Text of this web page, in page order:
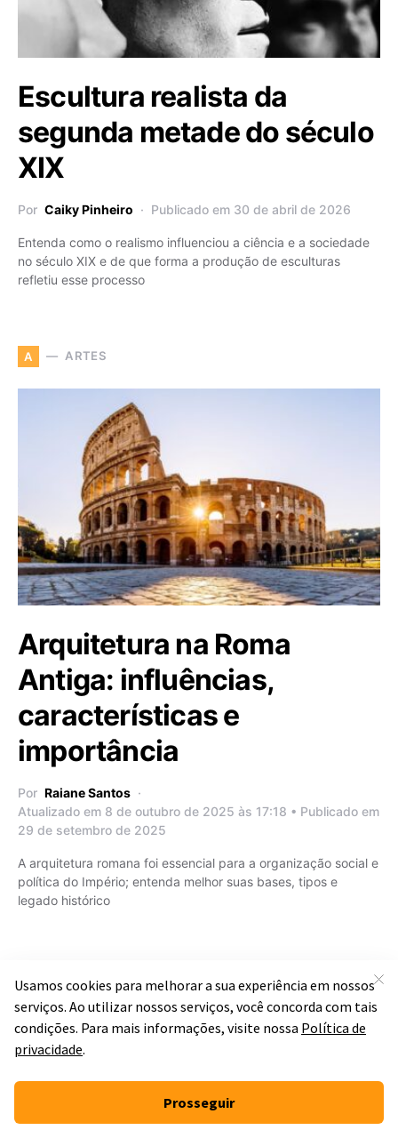
Escultura realista da
segunda metade do século
XIX
Por Caiky Pinheiro Publicado em 30 de abril de 2026
Entenda como o realismo influenciou a ciência e a sociedade
no século XIX e de que forma a produção de esculturas
refletiu esse processo
A ARTES
Arquitetura na Roma
Antiga: influências,
características e
importância
Por Raiane Santos
Atualizado em 8 de outubro de 2025 às 17:18 • Publicado em
29 de setembro de 2025
A arquitetura romana foi essencial para a organização social e
política do Império; entenda melhor suas bases, tipos e
legado histórico